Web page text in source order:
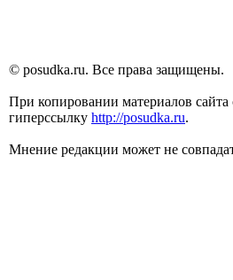
© posudka.ru. Все права защищены.
При копировании материалов сайта
гиперссылку http://posudka.ru.
Мнение редакции может не